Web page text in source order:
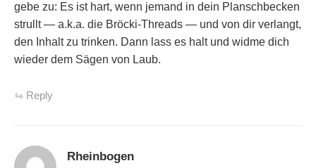
gebe zu: Es ist hart, wenn jemand in dein Planschbecken
strullt — a.k.a. die Bröcki-Threads — und von dir verlangt,
den Inhalt zu trinken. Dann lass es halt und widme dich
wieder dem Sägen von Laub.
Reply
Rheinbogen